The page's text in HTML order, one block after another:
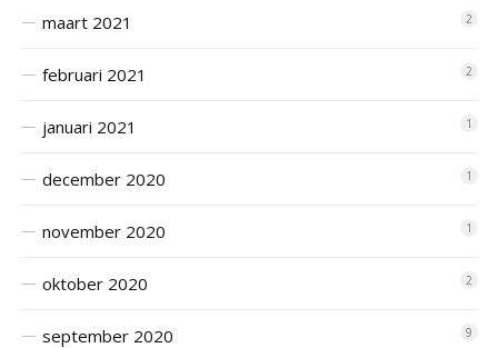
maart 2021 2
februari 2021 2
januari 2021 1
december 2020 1
november 2020 1
oktober 2020 2
september 2020 9